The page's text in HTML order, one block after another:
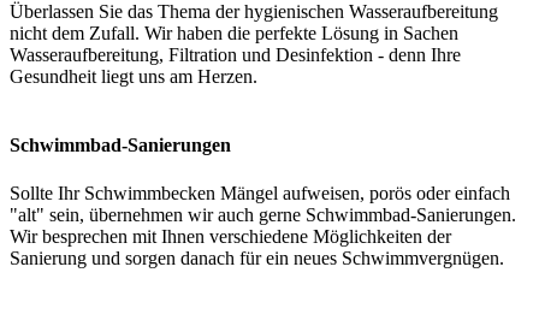
Überlassen Sie das Thema der hygienischen Wasseraufbereitung
nicht dem Zufall. Wir haben die perfekte Lösung in Sachen
Wasseraufbereitung, Filtration und Desinfektion - denn Ihre
Gesundheit liegt uns am Herzen.
Schwimmbad-Sanierungen
Sollte Ihr Schwimmbecken Mängel aufweisen, porös oder einfach
"alt" sein, übernehmen wir auch gerne Schwimmbad-Sanierungen.
Wir besprechen mit Ihnen verschiedene Möglichkeiten der
Sanierung und sorgen danach für ein neues Schwimmvergnügen.